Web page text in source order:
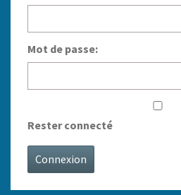
Mot de passe:
Rester connecté
Connexion